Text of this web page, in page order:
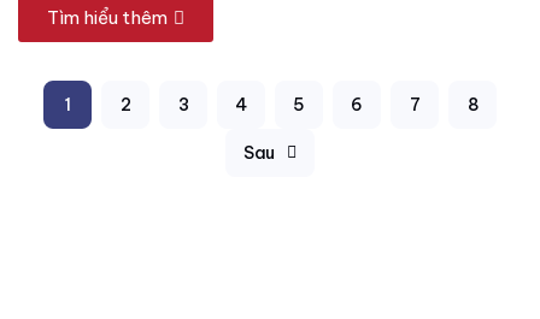
Tìm hiểu thêm
1 2 3 4 5 6 7 8
Sau